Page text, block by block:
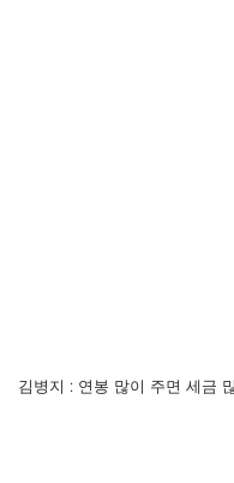
김병지 : 연봉 많이 주면 세금